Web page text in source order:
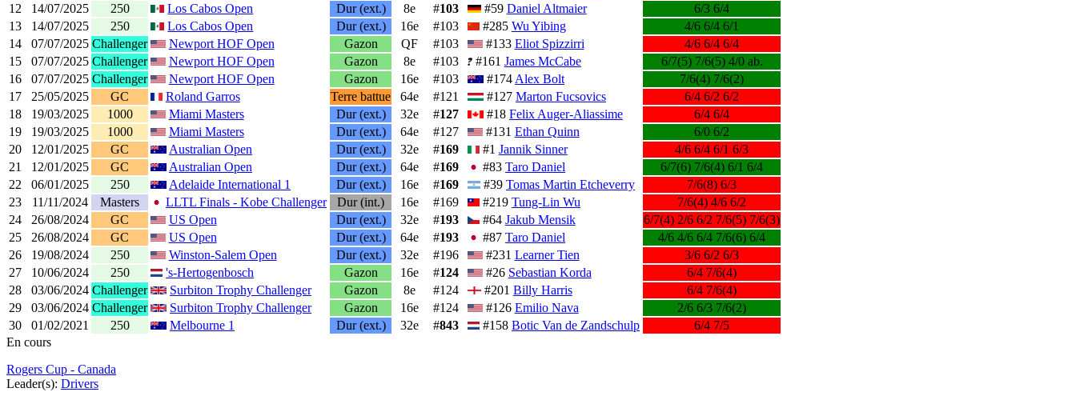
12
14/07/2025 250 Los Cabos Open Dur (ext.) 8e #103 #59 Daniel Altmaier
6/3 6/4
13
14/07/2025 250 Los Cabos Open Dur (ext.) 16e #103 #285 Wu Yibing
4/6 6/4 6/1
14
07/07/2025 Challenger Newport HOF Open Gazon QF #103 #133 Eliot Spizzirri
4/6 6/4 6/4
15
07/07/2025 Challenger Newport HOF Open Gazon 8e #103 #161 James McCabe
6/7(5) 7/6(5) 4/0 ab.
16
07/07/2025 Challenger Newport HOF Open Gazon 16e #103 #174 Alex Bolt
7/6(4) 7/6(2)
17
25/05/2025 GC Roland Garros Terre battue 64e #121 #127 Marton Fucsovics
6/4 6/2 6/2
18
19/03/2025 1000 Miami Masters Dur (ext.) 32e #127 #18 Felix Auger-Aliassime
6/4 6/4
19
19/03/2025 1000 Miami Masters Dur (ext.) 64e #127 #131 Ethan Quinn
6/0 6/2
20
12/01/2025 GC Australian Open Dur (ext.) 32e #169 #1 Jannik Sinner
4/6 6/4 6/1 6/3
21
12/01/2025 GC Australian Open Dur (ext.) 64e #169 #83Taro Daniel
6/7(6) 7/6(4) 6/1 6/4
22
06/01/2025 250 Adelaide International 1 Dur (ext.) 16e #169 #39 Tomas Martin Etcheverry
7/6(8) 6/3
23
11/11/2024 Masters LLTL Finals - Kobe Challenger Dur (int.) 16e #169 #219 Tung-Lin Wu
7/6(4) 4/6 6/2
24
26/08/2024 GC US Open Dur (ext.) 32e #193 #64 Jakub Mensik
6/7(4) 2/6 6/2 7/6(5) 7/6(3)
25
26/08/2024 GC US Open Dur (ext.) 64e #193 #87Taro Daniel
4/6 4/6 6/4 7/6(6) 6/4
26
19/08/2024 250 Winston-Salem Open Dur (ext.) 32e #196 #231 Learner Tien
3/6 6/2 6/3
27
10/06/2024 250 's-Hertogenbosch Gazon 16e #124 #26 Sebastian Korda
6/4 7/6(4)
28
03/06/2024 Challenger Surbiton Trophy Challenger Gazon 8e #124 #201 Billy Harris
6/4 7/6(4)
29
03/06/2024 Challenger Surbiton Trophy Challenger Gazon 16e #124 #126 Emilio Nava
2/6 6/3 7/6(2)
30
01/02/2021 250 Melbourne 1 Dur (ext.) 32e #843 #158Botic Van de Zandschulp
6/4 7/5
En cours
Rogers Cup - Canada
Leader(s): Drivers